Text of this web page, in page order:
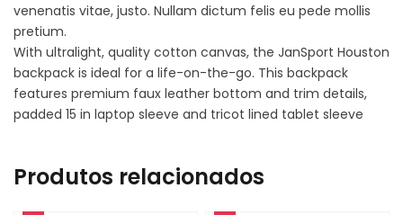
venenatis vitae, justo. Nullam dictum felis eu pede mollis
pretium.
With ultralight, quality cotton canvas, the JanSport Houston
backpack is ideal for a life-on-the-go. This backpack
features premium faux leather bottom and trim details,
padded 15 in laptop sleeve and tricot lined tablet sleeve
Produtos relacionados